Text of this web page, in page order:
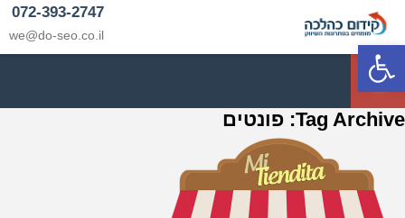
פתח סרגל נגישות
072-393-2747
we@do-seo.co.il
p
Tag Archive: פונטים